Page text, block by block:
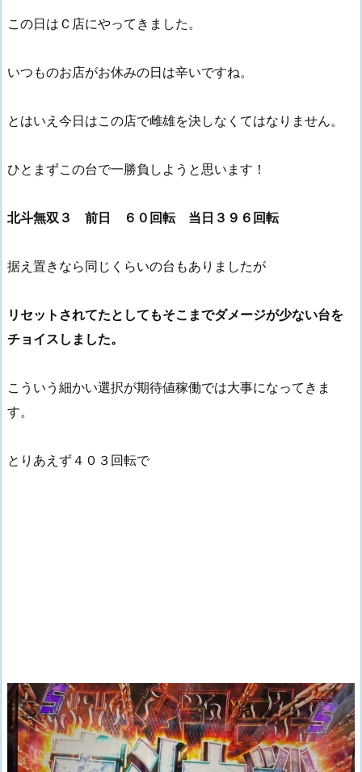
この日はＣ店にやってきました。
いつものお店がお休みの日は辛いですね。
とはいえ今日はこの店で雌雄を決しなくてはなりません。
ひとまずこの台で一勝負しようと思います！
北斗無双３ 前日 ６０回転 当日３９６回転
据え置きなら同じくらいの台もありましたが
リセットされてたとしてもそこまでダメージが少ない台を
チョイスしました。
こういう細かい選択が期待値稼働では大事になってきま
す。
とりあえず４０３回転で